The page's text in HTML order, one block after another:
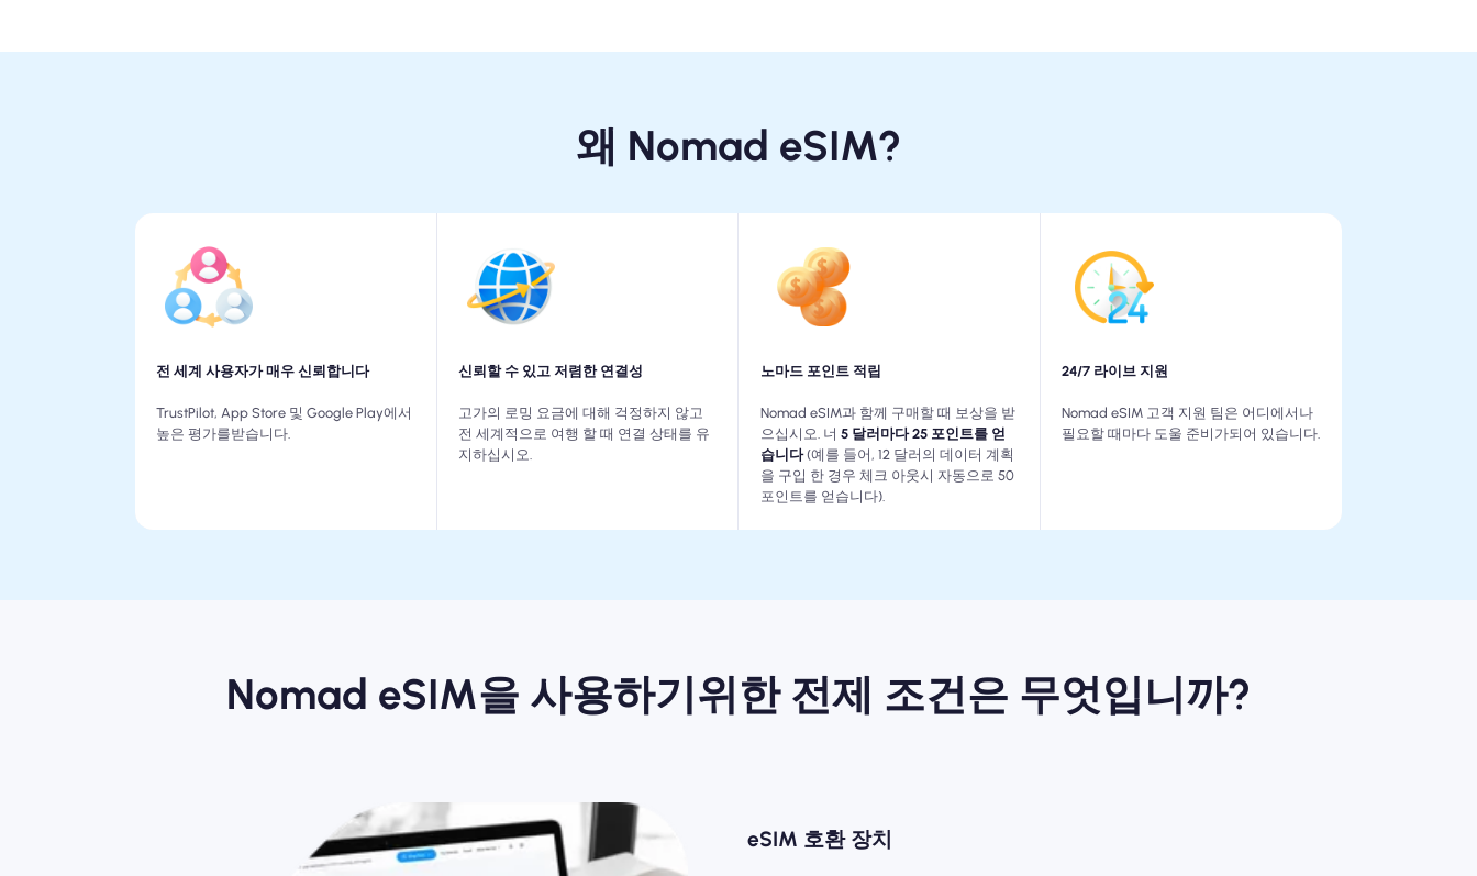
왜 Nomad eSIM?
전 세계 사용자가 매우 신뢰합니다
TrustPilot, App Store 및 Google Play에서
높은 평가를받습니다.
신뢰할 수 있고 저렴한 연결성
고가의 로밍 요금에 대해 걱정하지 않고
전 세계적으로 여행 할 때 연결 상태를 유
지하십시오.
노마드 포인트 적립
Nomad eSIM과 함께 구매할 때 보상을 받
으십시오. 너 5 달러마다 25 포인트를 얻
습니다(예를 들어, 12 달러의 데이터 계획
을 구입 한 경우 체크 아웃시 자동으로 50
포인트를 얻습니다).
24/7 라이브 지원
Nomad eSIM 고객 지원 팀은 어디에서나
필요할 때마다 도울 준비가되어 있습니다.
Nomad eSIM을 사용하기위한 전제 조건은 무엇입니까?
eSIM 호환 장치